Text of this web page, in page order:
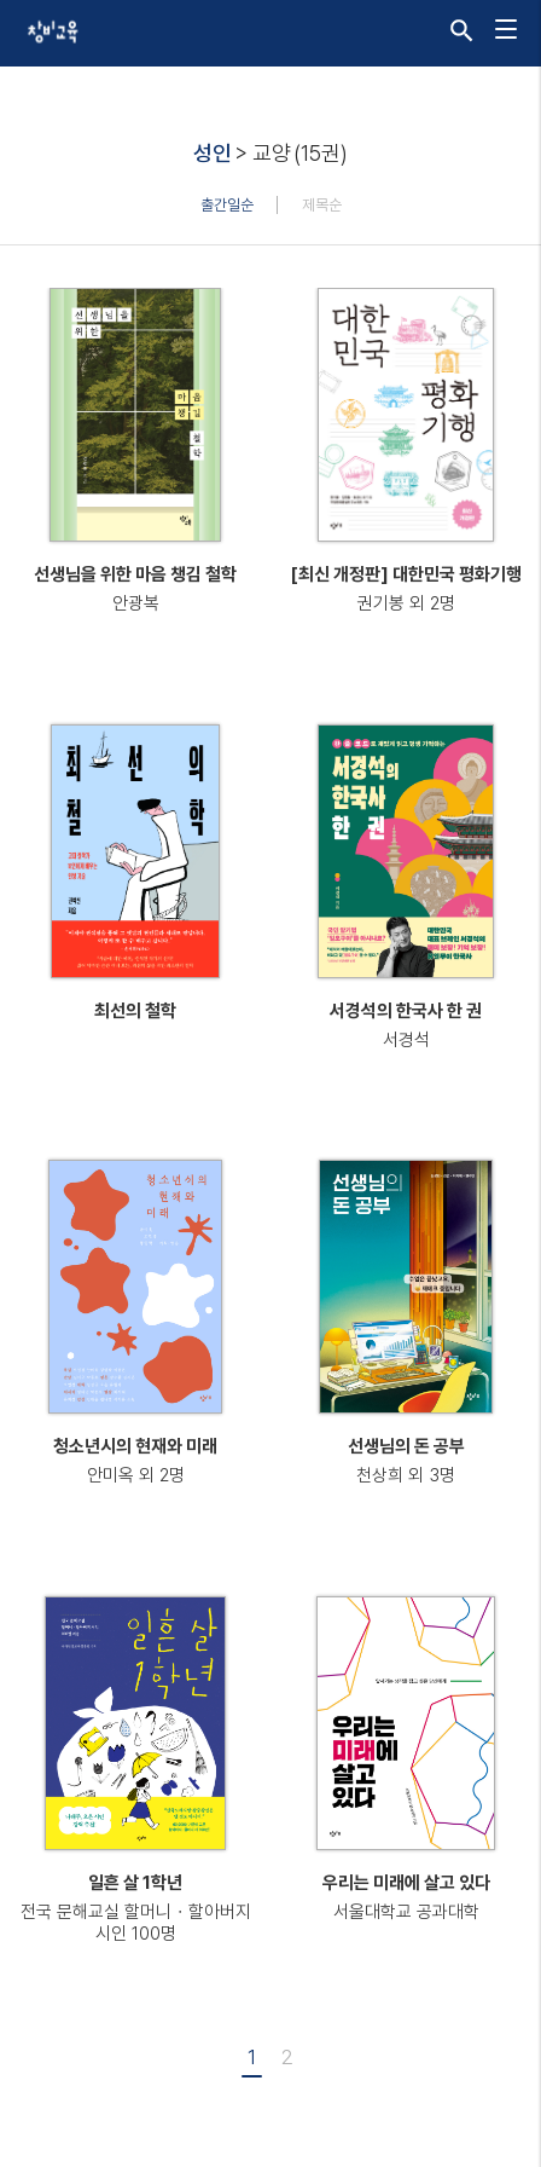
성인 > 교양(15권)
출간일순 제목순
선생님을 위한 마음 챙김 철학
안광복
[최신 개정판] 대한민국 평화기행
권기봉 외 2명
최선의 철학
서경석의 한국사 한 권
서경석
청소년시의 현재와 미래
안미옥 외 2명
선생님의 돈 공부
천상희 외 3명
일흔 살 1학년
전국 문해교실 할머니・할아버지
시인 100명
우리는 미래에 살고 있다
서울대학교 공과대학
1 2